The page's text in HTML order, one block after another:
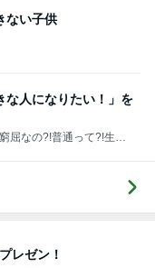
人になりたい！」を
屈なの?!普通って?!生き
いリップ